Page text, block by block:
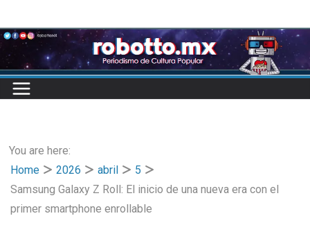
to
content
You are here:
Home
2026 abril
5
Samsung Galaxy Z Roll: El inicio de una nueva era con el
primer smartphone enrollable